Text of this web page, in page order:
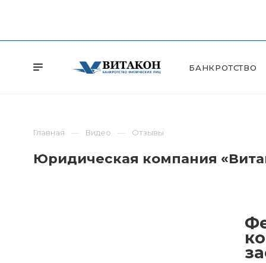
БАНКРОТСТВО
Главная Видео Отзывы
Юридическая компания